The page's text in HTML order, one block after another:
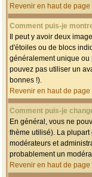
Revenir en haut de page
Comment puis-je
Il peut y avoir deux
d'étoiles ou de blocs
généralement unique ou
pouvez pas utiliser un
bonnes !).
Revenir en haut de page
Comment puis-je
En général, vous ne
thème utilisé). La
modérateurs et
probablement un
Revenir en haut de page